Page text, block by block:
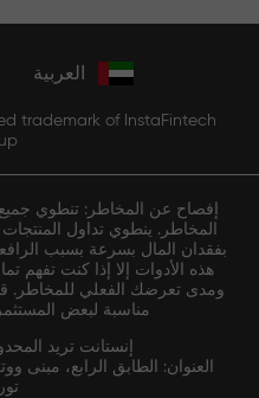
العربية
trademark of InstaFintech
إفصاح عن المخاطر: تنطوي
المخاطر. ينطوي تداول
بفقدان المال بسرعة بسبب
هذه الأدوات إلا إذا كنت تفهم
ومدى تعرضك الفعلي للمخاطر.
مناسبة لبعض
إنستانت تريد
العنوان: الطابق الرابع، مبنى